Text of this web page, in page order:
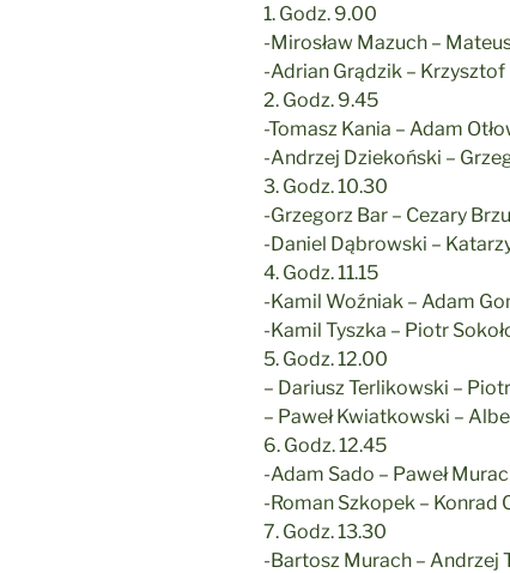
1. Godz. 9.00
-Mirosław Mazuch –
-Adrian Grądzik – Krzysztof
2. Godz. 9.45
-Tomasz Kania – Adam
-Andrzej Dziekoński –
3. Godz. 10.30
-Grzegorz Bar – Cezary
-Daniel Dąbrowski –
4. Godz. 11.15
-Kamil Woźniak – Adam
-Kamil Tyszka – Piotr
5. Godz. 12.00
– Dariusz Terlikowski –
– Paweł Kwiatkowski –
6. Godz. 12.45
-Adam Sado – Paweł
-Roman Szkopek – Konrad
7. Godz. 13.30
-Bartosz Murach – Andrzej